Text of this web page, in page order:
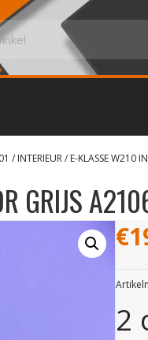
/ INTERIEUR/ E-KLASSE W210
GRIJS
€
2